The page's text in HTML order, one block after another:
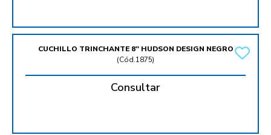
CUCHILLO TRINCHANTE 8'' HUDSON DESIGN NEGRO
(Cód.1875)
Consultar